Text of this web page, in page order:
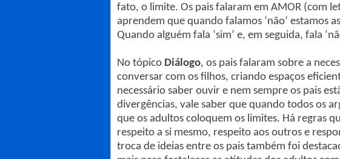
fato, o limite. Os pais falaram em AMOR (com
aprendem que quando falamos ‘não’ estamos
Quando alguém fala ‘sim’ e, em seguida, fala
No tópico Diálogo, os pais falaram sobre a
conversar com os filhos, criando espaços
necessário saber ouvir e nem sempre os pais
divergências, vale saber que quando todos os
que os adultos coloquem os limites. Há regras
respeito a si mesmo, respeito aos outros e
troca de ideias entre os pais também foi